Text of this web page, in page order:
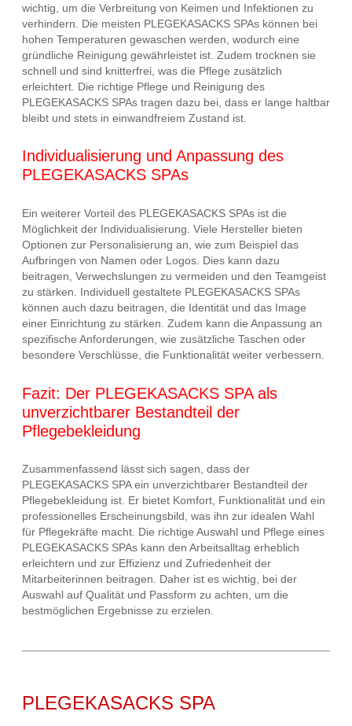
wichtig, um die Verbreitung von Keimen und Infektionen zu
verhindern. Die meisten PLEGEKASACKS SPAs können bei
hohen Temperaturen gewaschen werden, wodurch eine
gründliche Reinigung gewährleistet ist. Zudem trocknen sie
schnell und sind knitterfrei, was die Pflege zusätzlich
erleichtert. Die richtige Pflege und Reinigung des
PLEGEKASACKS SPAs tragen dazu bei, dass er lange haltbar
bleibt und stets in einwandfreiem Zustand ist.
Individualisierung und Anpassung des
PLEGEKASACKS SPAs
Ein weiterer Vorteil des PLEGEKASACKS SPAs ist die
Möglichkeit der Individualisierung. Viele Hersteller bieten
Optionen zur Personalisierung an, wie zum Beispiel das
Aufbringen von Namen oder Logos. Dies kann dazu
beitragen, Verwechslungen zu vermeiden und den Teamgeist
zu stärken. Individuell gestaltete PLEGEKASACKS SPAs
können auch dazu beitragen, die Identität und das Image
einer Einrichtung zu stärken. Zudem kann die Anpassung an
spezifische Anforderungen, wie zusätzliche Taschen oder
besondere Verschlüsse, die Funktionalität weiter verbessern.
Fazit: Der PLEGEKASACKS SPA als
unverzichtbarer Bestandteil der
Pflegebekleidung
Zusammenfassend lässt sich sagen, dass der
PLEGEKASACKS SPA ein unverzichtbarer Bestandteil der
Pflegebekleidung ist. Er bietet Komfort, Funktionalität und ein
professionelles Erscheinungsbild, was ihn zur idealen Wahl
für Pflegekräfte macht. Die richtige Auswahl und Pflege eines
PLEGEKASACKS SPAs kann den Arbeitsalltag erheblich
erleichtern und zur Effizienz und Zufriedenheit der
Mitarbeiterinnen beitragen. Daher ist es wichtig, bei der
Auswahl auf Qualität und Passform zu achten, um die
bestmöglichen Ergebnisse zu erzielen.
PLEGEKASACKS SPA